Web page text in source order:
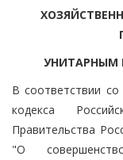
УНИТАРНЫМ
В соответствии
кодекса
Правительства
"О